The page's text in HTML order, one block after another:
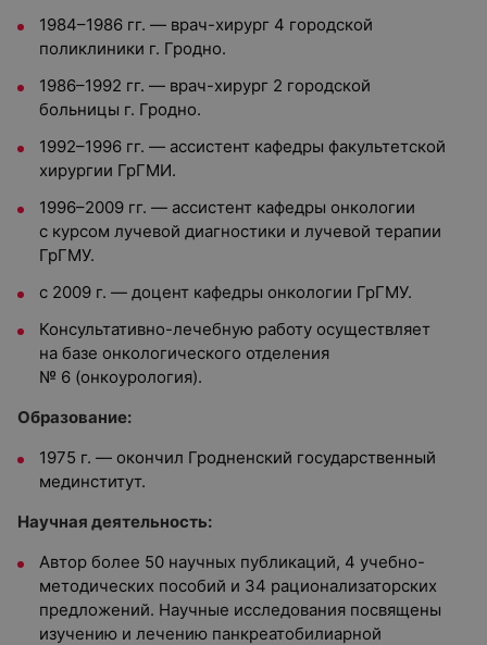
1984–1986 гг. — врач-хирург 4 городской
поликлиники г. Гродно.
1986–1992 гг. — врач-хирург 2 городской
больницы г. Гродно.
1992–1996 гг. — ассистент кафедры факультетской
хирургии ГрГМИ.
1996–2009 гг. — ассистент кафедры онкологии
с курсом лучевой диагностики и лучевой терапии
ГрГМУ.
с 2009 г. — доцент кафедры онкологии ГрГМУ.
Консультативно-лечебную работу осуществляет
на базе онкологического отделения
№ 6 (онкоурология).
Образование:
1975 г. — окончил Гродненский государственный
мединститут.
Научная деятельность:
Автор более 50 научных публикаций, 4 учебно-
методических пособий и 34 рационализаторских
предложений. Научные исследования посвящены
изучению и лечению панкреатобилиарной